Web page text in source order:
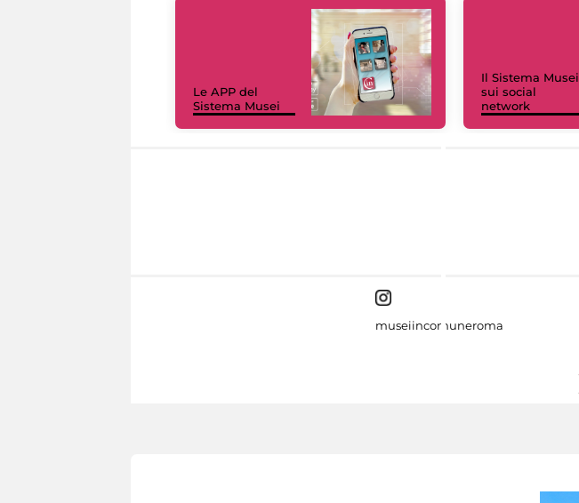
Le APP del
Sistema Musei
Il Sistema Musei
sui social
network
museiincomuneroma